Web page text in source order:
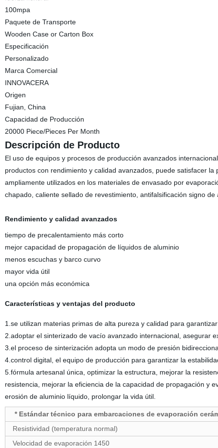
100mpa
Paquete de Transporte
Wooden Case or Carton Box
Especificación
Personalizado
Marca Comercial
INNOVACERA
Origen
Fujian, China
Capacidad de Producción
20000 Piece/Pieces Per Month
Descripción de Producto
El uso de equipos y procesos de producción avanzados
productos con rendimiento y calidad avanzados, puede satisfacer
ampliamente utilizados en los materiales de envasado por
chapado, caliente sellado de revestimiento, antifalsificación signo
Rendimiento y calidad avanzados
tiempo de precalentamiento más corto
mejor capacidad de propagación de líquidos de aluminio
menos escuchas y barco curvo
mayor vida útil
una opción más económica
Características y ventajas del producto
1.se utilizan materias primas de alta pureza y calidad para
2.adoptar el sinterizado de vacío avanzado internacional, asegurar
3.el proceso de sinterización adopta un modo de presión
4.control digital, el equipo de producción para garantizar la
5.fórmula artesanal única, optimizar la estructura, mejorar la
resistencia, mejorar la eficiencia de la capacidad de propagación y
erosión de aluminio líquido, prolongar la vida útil.
* Estándar técnico para embarcaciones de evaporación
Resistividad (temperatura normal)
Velocidad de evaporación 1450